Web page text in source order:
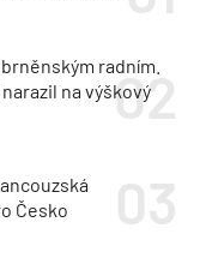
radním.
na výškový
Česko